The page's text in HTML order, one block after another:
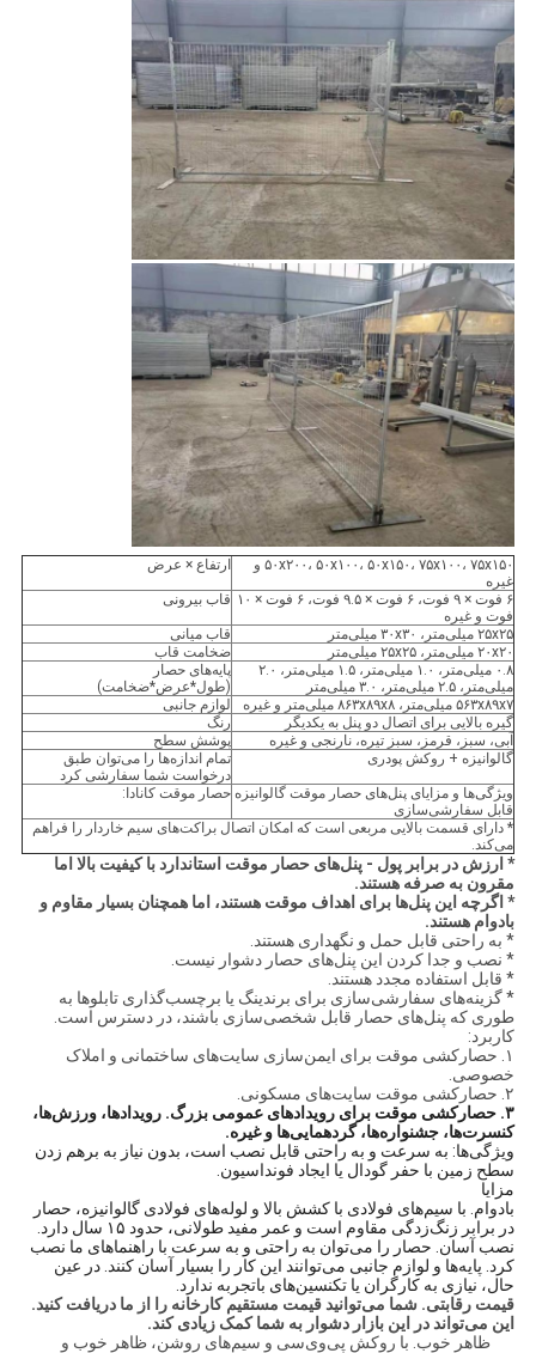
۵۰x۲۰۰، ۵۰x۱۰۰، ۵۰x۱۵۰، ۷۵x۱۰۰، ۷۵x۱۵۰ و
غیره
ارتفاع × عرض
۶ فوت × ۹ فوت، ۶ فوت × ۹.۵ فوت، ۶ فوت × ۱۰
فوت و غیره
قاب بیرونی
۲۵x۲۵ میلی‌متر، ۳۰x۳۰ میلی‌متر
قاب میانی
۲۰x۲۰ میلی‌متر، ۲۵x۲۵ میلی‌متر
ضخامت قاب
۰.۸ میلی‌متر، ۱.۰ میلی‌متر، ۱.۵ میلی‌متر، ۲.۰
میلی‌متر، ۲.۵ میلی‌متر، ۳.۰ میلی‌متر
پایه‌های حصار
(طول*عرض*ضخامت)
۵۶۳x۸۹x۷ میلی‌متر، ۸۶۳x۸۹x۸ میلی‌متر و غیره
لوازم جانبی
گیره بالایی برای اتصال دو پنل به یکدیگر
رنگ
آبی، سبز، قرمز، سبز تیره، نارنجی و غیره
پوشش سطح
گالوانیزه + روکش پودری
تمام اندازه‌ها را می‌توان طبق
درخواست شما سفارشی کرد
ویژگی‌ها و مزایای پنل‌های حصار موقت گالوانیزه
قابل سفارشی‌سازی
حصار موقت کانادا:
* دارای قسمت بالایی مربعی است که امکان اتصال براکت‌های سیم خاردار را فراهم
می‌کند.
* ارزش در برابر پول - پنل‌های حصار موقت استاندارد با کیفیت بالا اما
مقرون به صرفه هستند.
* اگرچه این پنل‌ها برای اهداف موقت هستند، اما همچنان بسیار مقاوم و
بادوام هستند.
* به راحتی قابل حمل و نگهداری هستند.
* نصب و جدا کردن این پنل‌های حصار دشوار نیست.
* قابل استفاده مجدد هستند.
* گزینه‌های سفارشی‌سازی برای برندینگ یا برچسب‌گذاری تابلوها به
طوری که پنل‌های حصار قابل شخصی‌سازی باشند، در دسترس است.
کاربرد:
۱. حصارکشی موقت برای ایمن‌سازی سایت‌های ساختمانی و املاک
خصوصی.
۲. حصارکشی موقت سایت‌های مسکونی.
۳. حصارکشی موقت برای رویدادهای عمومی بزرگ. رویدادها، ورزش‌ها،
کنسرت‌ها، جشنواره‌ها، گردهمایی‌ها و غیره.
ویژگی‌ها: به سرعت و به راحتی قابل نصب است، بدون نیاز به برهم زدن
سطح زمین با حفر گودال یا ایجاد فونداسیون.
مزایا
بادوام. با سیم‌های فولادی با کشش بالا و لوله‌های فولادی گالوانیزه، حصار
در برابر زنگ‌زدگی مقاوم است و عمر مفید طولانی، حدود ۱۵ سال دارد.
نصب آسان. حصار را می‌توان به راحتی و به سرعت با راهنماهای ما نصب
کرد. پایه‌ها و لوازم جانبی می‌توانند این کار را بسیار آسان کنند. در عین
حال، نیازی به کارگران یا تکنسین‌های باتجربه ندارد.
قیمت رقابتی. شما می‌توانید قیمت مستقیم کارخانه را از ما دریافت کنید.
این می‌تواند در این بازار دشوار به شما کمک زیادی کند.
ظاهر خوب. با روکش پی‌وی‌سی و سیم‌های روشن، ظاهر خوب و